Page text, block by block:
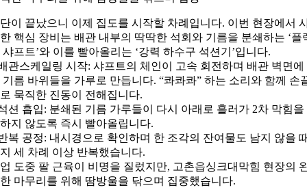
이 끝났으니 이제 집도를 시작할 차례입니다. 이번 현장에서
핵심 장비는 배관 내부의 딱딱한 석회와 기름을 분쇄하는 ‘플
샤프트’와 이를 빨아올리는 ‘강력 하수구 석션기’입니다.
관스케일링 시작: 샤프트의 체인이 고속 회전하며 배관 벽면에
기름 바위들을 가루로 만듭니다. “콰콰콰” 하는 소리와 함께 손
묵직한 진동이 전해집니다.
션 흡입: 분쇄된 기름 가루들이 다시 아래로 흘러가 2차 막힘을
지 않도록 즉시 빨아올립니다.
복 공정: 내시경으로 확인하며 한 조각의 잔여물도 남지 않을
세 차례 이상 반복했습니다.
도중 팔 근육이 비명을 질렀지만, 고촌읍싱크대막힘 현장의
마무리를 위해 땀방울을 닦으며 집중했습니다.